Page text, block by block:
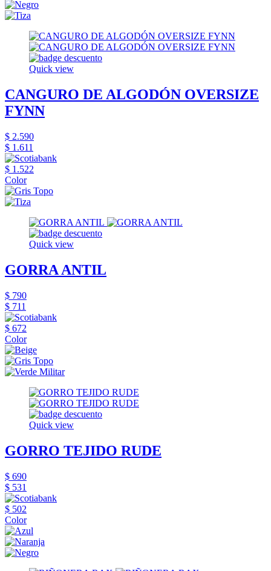
Quick view
CANGURO DE ALGODÓN OVERSIZE
FYNN
$ 2.590
$ 1.611
$ 1.522
Color
Quick view
GORRA ANTIL
$ 790
$ 711
$ 672
Color
Quick view
GORRO TEJIDO RUDE
$ 690
$ 531
$ 502
Color